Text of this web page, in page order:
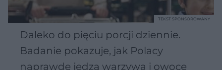
Daleko do pięciu porcji dziennie.
Badanie pokazuje, jak Polacy
naprawdę jedzą warzywa i owoce
TEKST SPONSOROWANY